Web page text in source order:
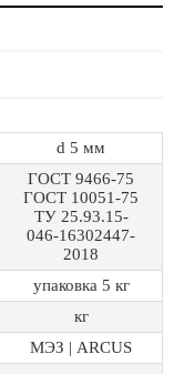
d 5 мм
ГОСТ 9466-75
ГОСТ 10051-75
ТУ 25.93.15-
046-16302447-
2018
упаковка 5 кг
кг
МЭЗ | ARCUS